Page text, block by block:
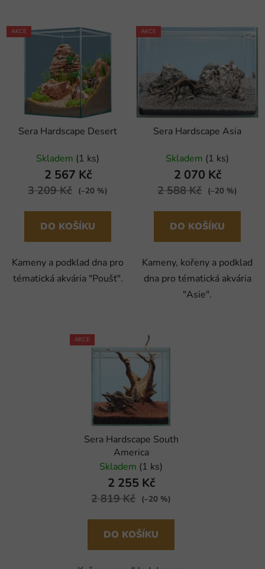
AKCE
Sera Hardscape Desert
Skladem (1 ks)
2 567 Kč
3 209 Kč (–20 %)
DO KOŠÍKU
Kameny a podklad dna pro
tématická akvária "Poušť".
AKCE
Sera Hardscape Asia
Skladem (1 ks)
2 070 Kč
2 588 Kč (–20 %)
DO KOŠÍKU
Kameny, kořeny a podklad
dna pro tématická akvária
"Asie".
AKCE
Sera Hardscape South
America
Skladem (1 ks)
2 255 Kč
2 819 Kč (–20 %)
DO KOŠÍKU